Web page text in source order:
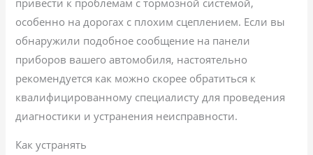
особенно на дорогах с плохим сцеплением. Если вы
обнаружили подобное сообщение на панели
приборов вашего автомобиля, настоятельно
рекомендуется как можно скорее обратиться к
квалифицированному специалисту для проведения
диагностики и устранения неисправности.
Как устранять